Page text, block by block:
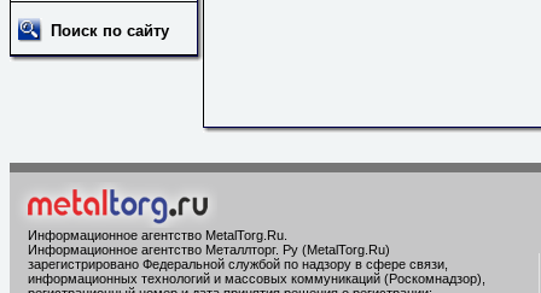
Поиск по сайту
Информационное агентство MetalTorg.Ru
Информационное агентство Металлторг. Ру (MetalTorg.Ru)
зарегистрировано Федеральной службой по надзору в сфере связи,
информационных технологий и массовых коммуникаций (Роскомнадзор),